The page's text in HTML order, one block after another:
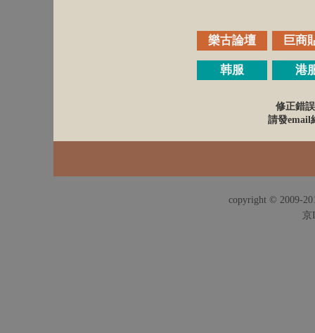
樂古論壇 巨商
韩服 港
修正錯
請發email
copyright © 2009-
京